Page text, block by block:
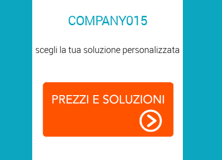
COMPANY015
scegli la tua soluzione personalizzata